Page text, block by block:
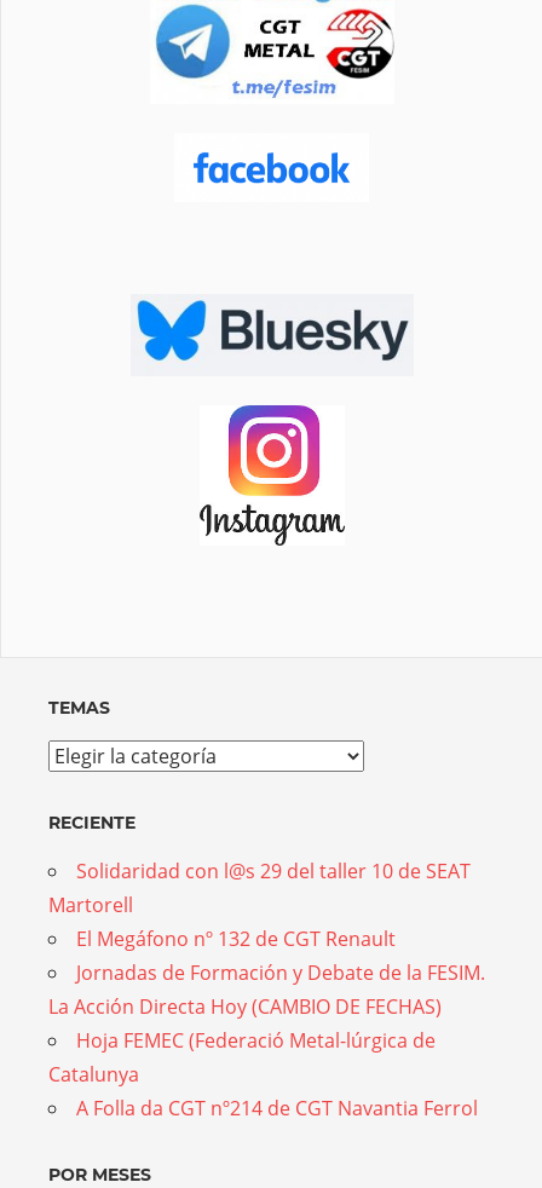
TEMAS
Temas
RECIENTE
Solidaridad con l@s 29 del taller 10 de SEAT
Martorell
El Megáfono nº 132 de CGT Renault
Jornadas de Formación y Debate de la FESIM.
La Acción Directa Hoy (CAMBIO DE FECHAS)
Hoja FEMEC (Federació Metal-lúrgica de
Catalunya
A Folla da CGT nº214 de CGT Navantia Ferrol
POR MESES